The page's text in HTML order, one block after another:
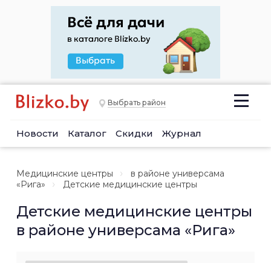
Выбрать район
Новости Каталог Скидки Журнал
Медицинские центры
в районе универсама
«Рига»
Детские медицинские центры
Детские медицинские центры
в районе универсама «Рига»